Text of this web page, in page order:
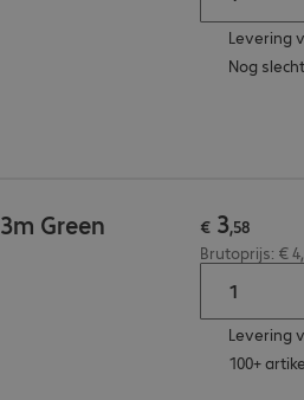
Levering
Nog
Green € 3,58
Brutoprijs: €
Levering
100+